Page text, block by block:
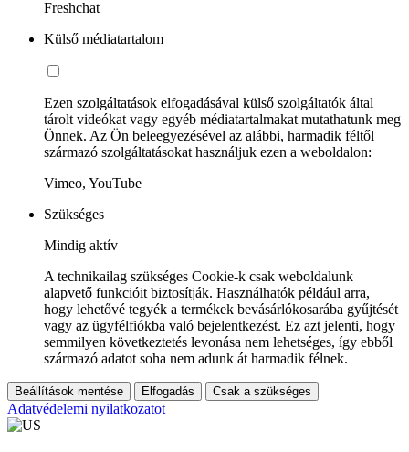
Freshchat
Külső médiatartalom
Ezen szolgáltatások elfogadásával külső szolgáltatók által
tárolt videókat vagy egyéb médiatartalmakat mutathatunk meg
Önnek. Az Ön beleegyezésével az alábbi, harmadik féltől
származó szolgáltatásokat használjuk ezen a weboldalon:
Vimeo, YouTube
Szükséges
Mindig aktív
A technikailag szükséges Cookie-k csak weboldalunk
alapvető funkcióit biztosítják. Használhatók például arra,
hogy lehetővé tegyék a termékek bevásárlókosarába gyűjtését
vagy az ügyfélfiókba való bejelentkezést. Ez azt jelenti, hogy
semmilyen következtetés levonása nem lehetséges, így ebből
származó adatot soha nem adunk át harmadik félnek.
Beállítások mentése Elfogadás Csak a szükséges
Adatvédelemi nyilatkozatot